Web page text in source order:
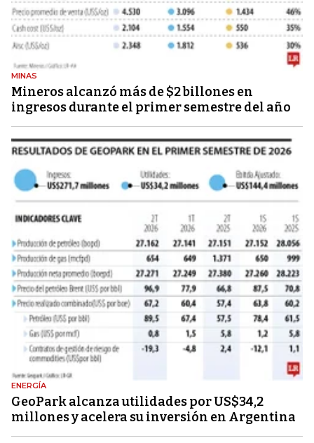
MINAS
Mineros alcanzó más de $2 billones en
ingresos durante el primer semestre del año
ENERGÍA
GeoPark alcanza utilidades por US$34,2
millones y acelera su inversión en Argentina